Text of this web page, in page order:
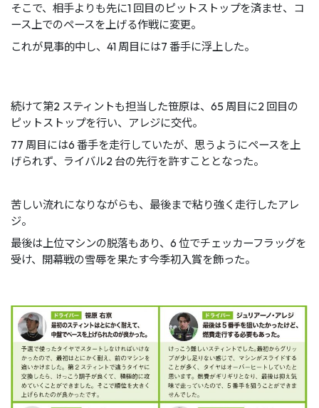
そこで、相手よりも先に1 回目のピットストップを済ませ、コ
ース上でのペースを上げる作戦に変更。
これが見事的中し、41 周目には7 番手に浮上した。
続けて第2 スティントも担当した笹原は、65 周目に2 回目の
ピットストップを行い、アレジに交代。
77 周目には6 番手を走行していたが、思うようにペースを上
げられず、ライバル2 台の先行を許すこととなった。
苦しい流れになりながらも、最後まで粘り強く走行したアレ
ジ。
最後は上位マシンの脱落もあり、6 位でチェッカーフラッグを
受け、開幕戦の雪辱を果たす今季初入賞を飾った。